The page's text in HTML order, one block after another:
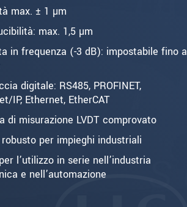
max. ± 1 µm
max. 1,5 µm
in frequenza (-3 dB): impostabile fino a
digitale: RS485, PROFINET,
IP, Ethernet, EtherCAT
di misurazione LVDT comprovato
robusto per impieghi industriali
l’utilizzo in serie nell’industria
e nell’automazione